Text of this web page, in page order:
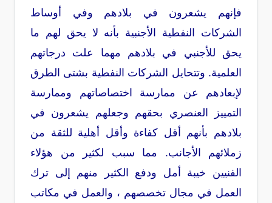
فإنهم يشعرون في بلادهم وفي أوساط
الشركات النفطية الأجنبية بأنه لا يحق لهم ما
يحق للأجنبي في بلادهم مهما علت درجاتهم
العلمية. وتتحايل الشركات النفطية بشتى الطرق
لإبعادهم عن ممارسة اختصاصاتهم وممارسة
التمييز العنصري بحقهم وجعلهم يشعرون في
بلادهم بأنهم أقل كفاءة وأقل أهلية للثقة من
زملائهم الأجانب. مما سبب لكثير من هؤلاء
الفنيين خيبة أمل ودفع الكثير منهم إلى ترك
العمل في مجال تخصصهم ، والعمل في مكاتب